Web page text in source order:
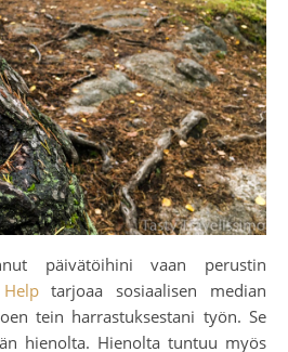
päivätöihini vaan perustin
tarjoaa sosiaalisen median
tein harrastuksestani työn. Se
hienolta. Hienolta tuntuu myös